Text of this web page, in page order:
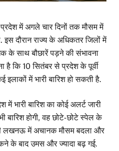
प्रदेश में अगले चार दिनों तक मौसम में
दौरान राज्य के अधिकतर जिलों में
के साथ बौछारें पड़ने की संभावना
है कि 10 सितंबर से प्रदेश के पूर्वी
में भारी बारिश हो सकती है.
भारी बारिश का कोई अलर्ट जारी
बारिश होगी, वह छोटे-छोटे स्पेल के
लखनऊ में अचानक मौसम बदला और
के बाद उमस और ज्यादा बढ़ गई.